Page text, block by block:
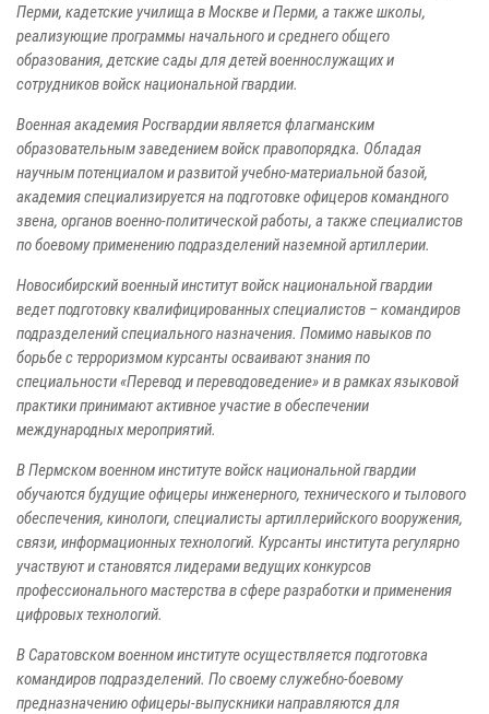
Перми, кадетские училища в Москве и Перми, а также школы,
реализующие программы начального и среднего общего
образования, детские сады для детей военнослужащих и
сотрудников войск национальной гвардии.
Военная академия Росгвардии является флагманским
образовательным заведением войск правопорядка. Обладая
научным потенциалом и развитой учебно-материальной базой,
академия специализируется на подготовке офицеров командного
звена, органов военно-политической работы, а также специалистов
по боевому применению подразделений наземной артиллерии.
Новосибирский военный институт войск национальной гвардии
ведет подготовку квалифицированных специалистов – командиров
подразделений специального назначения. Помимо навыков по
борьбе с терроризмом курсанты осваивают знания по
специальности «Перевод и переводоведение» и в рамках языковой
практики принимают активное участие в обеспечении
международных мероприятий.
В Пермском военном институте войск национальной гвардии
обучаются будущие офицеры инженерного, технического и тылового
обеспечения, кинологи, специалисты артиллерийского вооружения,
связи, информационных технологий. Курсанты института регулярно
участвуют и становятся лидерами ведущих конкурсов
профессионального мастерства в сфере разработки и применения
цифровых технологий.
В Саратовском военном институте осуществляется подготовка
командиров подразделений. По своему служебно-боевому
предназначению офицеры-выпускники направляются для